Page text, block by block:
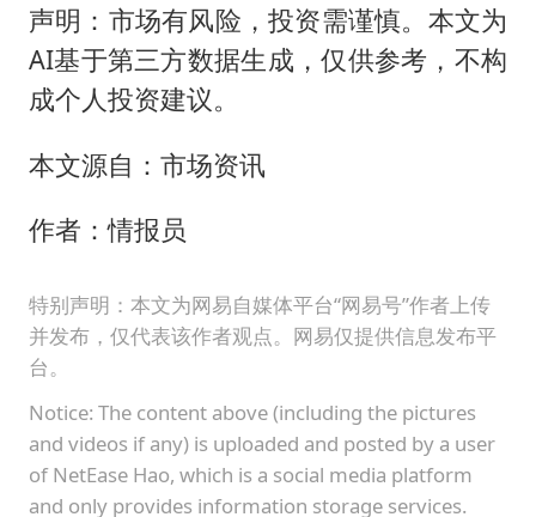
声明：市场有风险，投资需谨慎。本文为
AI基于第三方数据生成，仅供参考，不构
成个人投资建议。
本文源自：市场资讯
作者：情报员
特别声明：本文为网易自媒体平台“网易号”作者上传
并发布，仅代表该作者观点。网易仅提供信息发布平
台。
Notice: The content above (including the pictures
and videos if any) is uploaded and posted by a user
of NetEase Hao, which is a social media platform
and only provides information storage services.